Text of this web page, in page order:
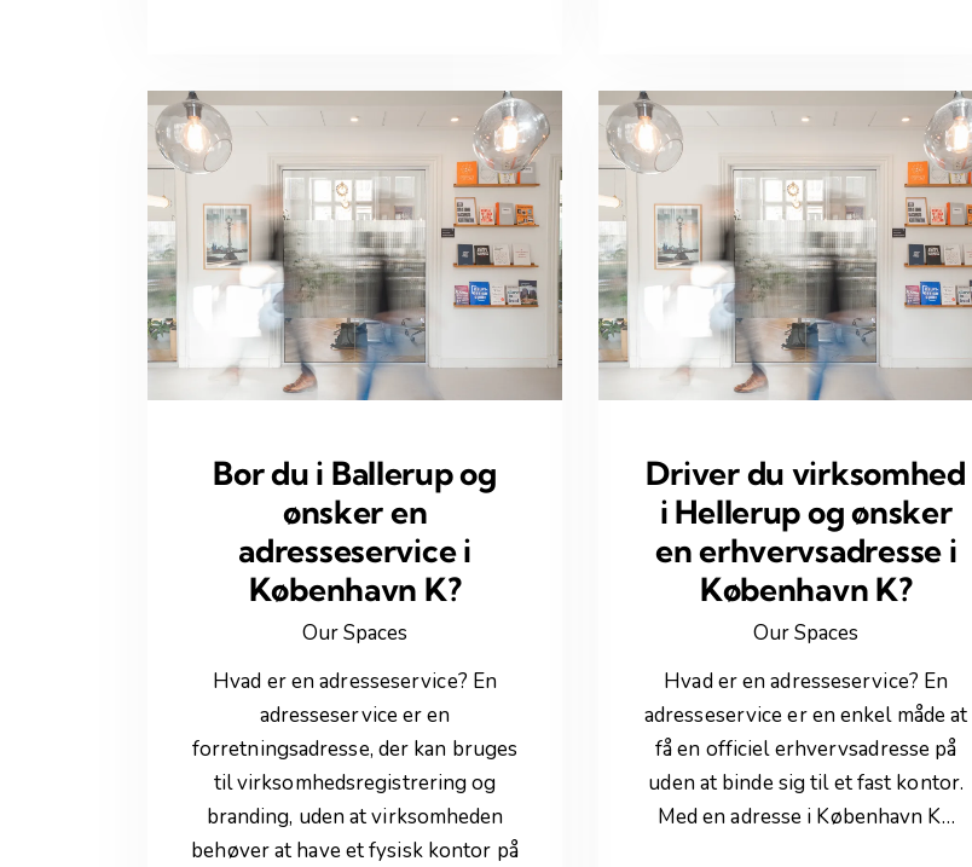
Bor du i Ballerup og
ønsker en
adresseservice i
København K?
Our Spaces
Hvad er en adresseservice? En
adresseservice er en
forretningsadresse, der kan bruges
til virksomhedsregistrering og
branding, uden at virksomheden
behøver at have et fysisk kontor på
Driver du virksomhed
i Hellerup og ønsker
en erhvervsadresse i
København K?
Our Spaces
Hvad er en adresseservice? En
adresseservice er en enkel måde at
få en officiel erhvervsadresse på
uden at binde sig til et fast kontor.
Med en adresse i København K…